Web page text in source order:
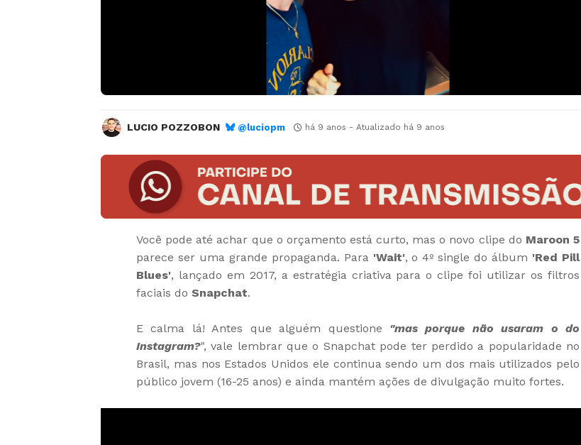
LUCIO POZZOBON @luciopm há 9 anos - Atualizado há 9 anos
Você pode até achar que o orçamento está curto, mas o novo clipe do Maroon 5
parece ser uma grande propaganda. Para 'Wait', o 4º single do álbum 'Red Pill
Blues', lançado em 2017, a estratégia criativa para o clipe foi utilizar os filtros
faciais do Snapchat.
E calma lá! Antes que alguém questione "mas porque não usaram o do
Instagram?", vale lembrar que o Snapchat pode ter perdido a popularidade no
Brasil, mas nos Estados Unidos ele continua sendo um dos mais utilizados pelo
público jovem (16-25 anos) e ainda mantém ações de divulgação muito fortes.